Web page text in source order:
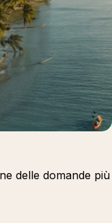
delle domande più